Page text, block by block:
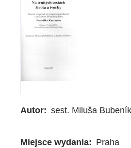
Autor sest. Miluša
Miejsce wydania Praha